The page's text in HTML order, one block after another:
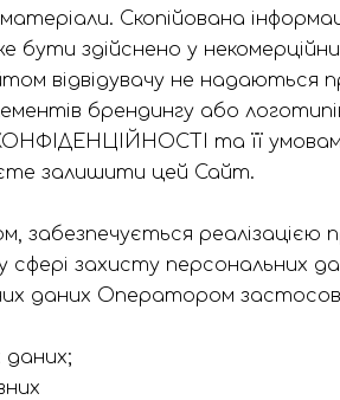
Скопійована
здійснено у
відвідувачу не надаються
брендингу або
та її
залишити цей Сайт.
реалізацією
сфері захисту персональних
даних Оператором